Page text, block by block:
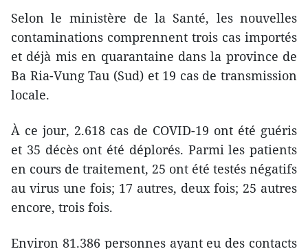
Selon le ministère de la Santé, les nouvelles
contaminations comprennent trois cas importés
et déjà mis en quarantaine dans la province de
Ba Ria-Vung Tau (Sud) et 19 cas de transmission
locale.
À ce jour, 2.618 cas de COVID-19 ont été guéris
et 35 décès ont été déplorés. Parmi les patients
en cours de traitement, 25 ont été testés négatifs
au virus une fois; 17 autres, deux fois; 25 autres
encore, trois fois.
Environ 81.386 personnes ayant eu des contacts